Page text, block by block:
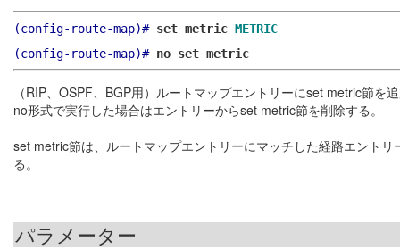
(config-route-map)# set metric METRIC
(config-route-map)# no set metric
（RIP、OSPF、BGP用）ルートマップエントリーにset metric節を
no形式で実行した場合はエントリーからset metric節を削除する。
set metric節は、ルートマップエントリーにマッチした経路エント
る。
パラメーター